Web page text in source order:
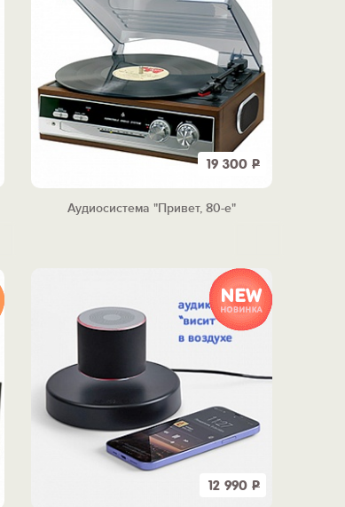
19 300 Р
Аудиосистема "Привет, 80-е"
12 990 Р